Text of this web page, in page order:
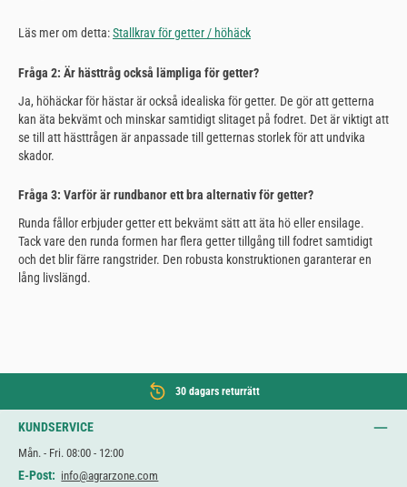
Läs mer om detta:Stallkrav för getter / höhäck
Fråga 2: Är hästtråg också lämpliga för getter?
Ja, höhäckar för hästar är också idealiska för getter. De gör att getterna
kan äta bekvämt och minskar samtidigt slitaget på fodret. Det är viktigt att
se till att hästtrågen är anpassade till getternas storlek för att undvika
skador.
Fråga 3: Varför är rundbanor ett bra alternativ för getter?
Runda fållor erbjuder getter ett bekvämt sätt att äta hö eller ensilage.
Tack vare den runda formen har flera getter tillgång till fodret samtidigt
och det blir färre rangstrider. Den robusta konstruktionen garanterar en
lång livslängd.
30 dagars returrätt
KUNDSERVICE
Mån. - Fri. 08:00 - 12:00
E-Post: info@agrarzone.com